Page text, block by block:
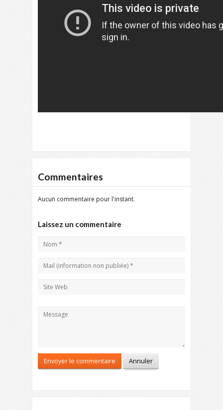
Commentaires
Aucun commentaire pour l'instant.
Laissez un commentaire